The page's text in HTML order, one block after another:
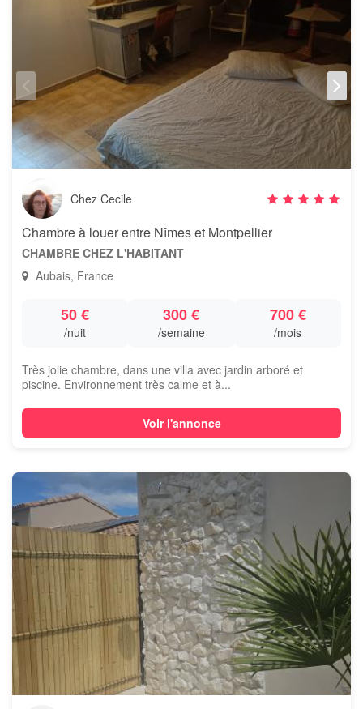
Chez Cecile
Chambre à louer entre Nîmes et Montpellier
CHAMBRE CHEZ L'HABITANT
Aubais, France
50 €
/nuit
300 €
/semaine
700 €
/mois
Très jolie chambre, dans une villa avec jardin arboré et
piscine. Environnement très calme et à...
Voir l'annonce